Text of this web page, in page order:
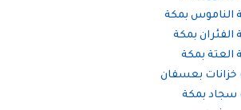
الناموس بمكة
بمكة
العتة بمكة
بعسفان
سجاد بمكة